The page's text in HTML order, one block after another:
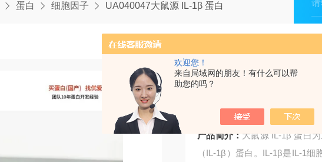
欢迎您！
来自局域网的朋友！有什么可以帮
助您的吗？
蛋白 细胞因子 UA040047大鼠源 IL-1β 蛋白
产品简介： 大鼠源 IL-1β 蛋白
（IL-1β）蛋白。IL-1β是IL-1